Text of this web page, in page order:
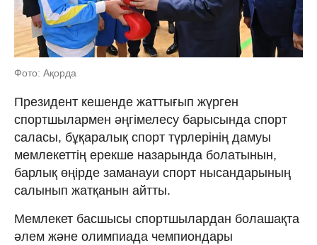
Фото: Ақорда
Президент кешенде жаттығып жүрген
спортшылармен әңгімелесу барысында спорт
саласы, бұқаралық спорт түрлерінің дамуы
мемлекеттің ерекше назарында болатынын,
барлық өңірде заманауи спорт нысандарының
салынып жатқанын айтты.
Мемлекет басшысы спортшылардан болашақта
әлем және олимпиада чемпиондары